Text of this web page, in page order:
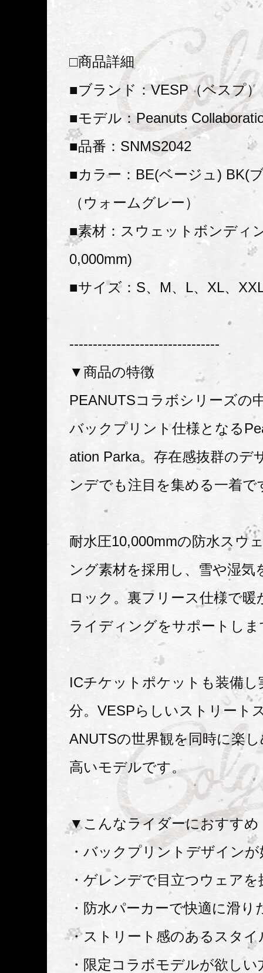
□商品詳細
■ブランド：VESP（ベスプ）
■モデル：Peanuts
■品番：SNMS2042
■カラー：BE(ベージュ) BK(
（ウォームグレー）
■素材：スウェットボンディ
0,000mm)
■サイズ：S、M、L、XL、
--------------------------------
▼商品の特徴
PEANUTSコラボシリーズの
バックプリント仕様となる
ation Parka。存在感抜群のデ
ンデでも注目を集める一着で
耐水圧10,000mmの防水スウ
ング素材を採用し、雪や湿気
ロック。裏フリース仕様で暖
ライディングをサポートしま
ICチケットポケットも装備し
分。VESPらしいストリート
ANUTSの世界観を同時に楽
高いモデルです。
▼こんなライダーにおすすめ
・バックプリントデザイン
・ゲレンデで目立つウェア
・防水パーカーで快適に滑り
・ストリート感のあるスタ
・限定コラボモデルが欲しい